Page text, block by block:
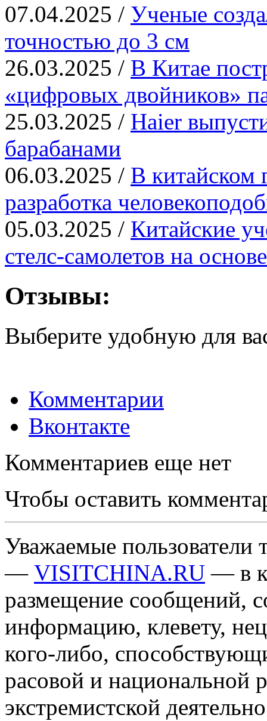
07.04.2025 / Ученые
точностью до 3 см
26.03.2025 / В Китае
«цифровых двойников»
25.03.2025 / Haier
барабанами
06.03.2025 / В китайском
разработка
05.03.2025 / Китайские
стелс-самолетов на
Отзывы:
Выберите удобную для
Комментарии
Вконтакте
Комментариев еще нет
Чтобы оставить
Уважаемые пользователи
— VISITCHINA.RU — в
размещение сообщений,
информацию, клевету,
кого-либо,
расовой и национальной
экстремистской